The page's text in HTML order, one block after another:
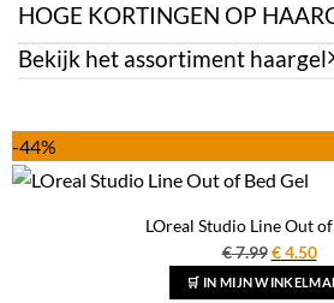
HOGE KORTINGEN OP
Bekijk het assortiment haargel
-44%
LOreal Studio Line Out of
€7.99
prijs
€4.50
🛒 IN MIJN